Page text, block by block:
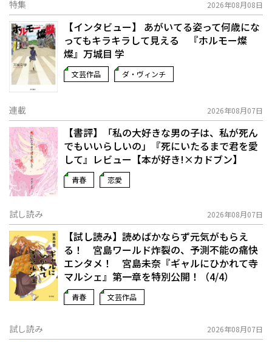
特集 2026年08月08日
【インタビュー】 あがいてる姿って何歳にな
ってもキラキラして見える 『ホルモー燦
燦』万城目 学
文芸作品 ダ・ヴィンチ
連載 2026年08月07日
【書評】「私の大好きな男の子は、私が死ん
でもいいらしいの」――『死にいたるまで君を愛
して』レビュー【本が好き!×カドブン】
青春 恋愛
試し読み 2026年08月07日
【試し読み】読めばかならず元気がもらえ
る！ 宮島ワールド炸裂の、予測不能の痛快
エンタメ！ 宮島未奈『ギャルにひかれて寺
マルシェ』第一章を特別公開！（4/4）
青春 文芸作品
試し読み 2026年08月07日